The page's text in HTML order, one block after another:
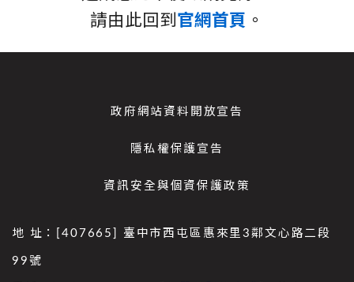
請由此回到官網首頁 。
政府網站資料開放宣告
隱私權保護宣告
資訊安全與個資保護政策
地 址：[407665] 臺中市西屯區惠來里3鄰文心路二段
99號